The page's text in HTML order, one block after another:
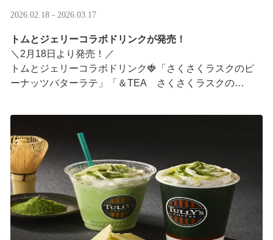
2026.02.18 - 2026.03.17
トムとジェリーコラボドリンクが発売！
＼2月18日より発売！／
トムとジェリーコラボドリンク🍓「さくさくラスクのピ
ーナッツバターラテ」「＆TEA さくさくラスクの